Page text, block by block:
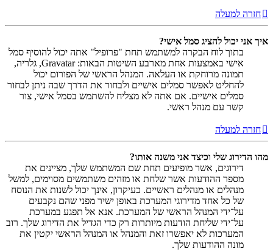
חזרה למעלה
איך אני יכול להציג סמל אישי?
בתוך לוח הבקרה למשתמש תחת "פרופיל" אתה יכול להוסיף סמל
אישי באמצעות אחת מארבע השיטות הבאות: Gravatar, גלריה,
תמונה מרוחקת או העלאה. המנהל הראשי של הפורום יכול
להחליט לאפשר סמלים אישיים ולבחור את הדרך שבה ניתן לבחור
סמלים אישיים. אם אתה לא מצליח להשתמש בסמל אישי, צור
קשר עם מנהל ראשי.
חזרה למעלה
מהו הדירוג שלי וכיצד אני משנה אותו?
דירוגים, אשר מופיעים תחת שם המשתמש שלך, מציינים את
מספר ההודעות אשר שלחת או מזהים משתמשים מסוימים, למשל
מנהלים או מנהלים ראשיים. כעיקרון, אינך יכול לשנות את הנוסח
של כל אחד מדירוגי המערכת באופן ישיר מפני שהם נקבעים
על־ידי המנהל הראשי של המערכת. אנא אל תפגע במערכת
על־ידי שליחת הודעות מיותרות רק כדי הגדיל את הדירוג שלך. רוב
המערכות לא יאפשרו זאת והמנהל או המנהל הראשי יקטין את
מונה ההודעות שלך.